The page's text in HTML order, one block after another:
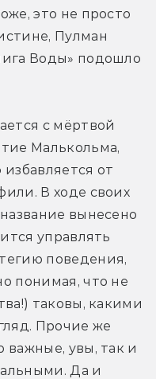
это не просто
Пулман
Воды» подошло
с мёртвой
Малькольма,
от
В ходе своих
вынесено
управлять
поведения,
понимая, что не
таковы, какими
Прочие же
важные, увы, так и
Да и